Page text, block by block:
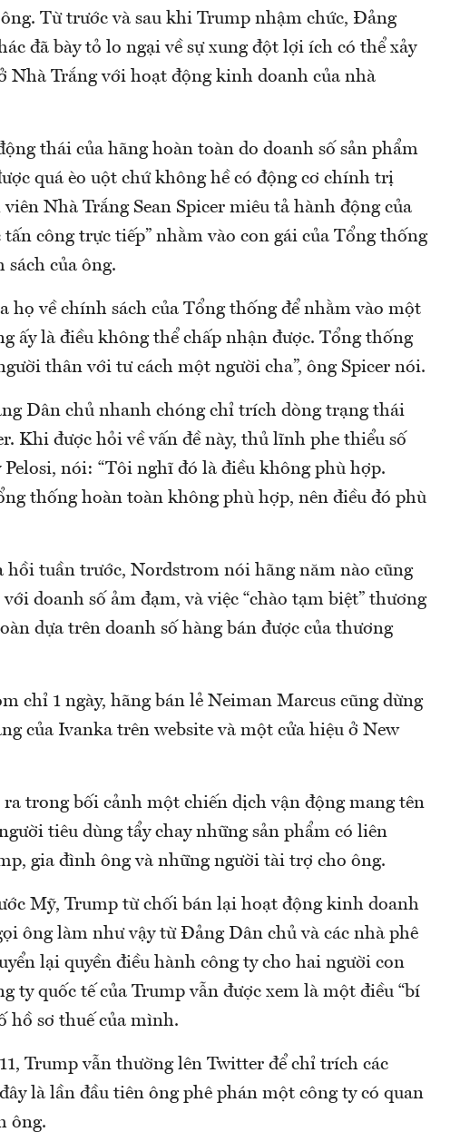
Từ trước và sau khi Trump nhậm chức, Đảng
đã bày tỏ lo ngại về sự xung đột lợi ích có thể xảy
Nhà Trắng với hoạt động kinh doanh của nhà
thái của hãng hoàn toàn do doanh số sản phẩm
quá èo uột chứ không hề có động cơ chính trị
Nhà Trắng Sean Spicer miêu tả hành động của
công trực tiếp” nhằm vào con gái của Tổng thống
của ông.
họ về chính sách của Tổng thống để nhằm vào một
ấy là điều không thể chấp nhận được. Tổng thống
thân với tư cách một người cha”, ông Spicer nói.
Dân chủ nhanh chóng chỉ trích dòng trạng thái
Khi được hỏi về vấn đề này, thủ lĩnh phe thiểu số
nói: “Tôi nghĩ đó là điều không phù hợp.
thống hoàn toàn không phù hợp, nên điều đó phù
hồi tuần trước, Nordstrom nói hãng năm nào cũng
doanh số ảm đạm, và việc “chào tạm biệt” thương
dựa trên doanh số hàng bán được của thương
chỉ 1 ngày, hãng bán lẻ Neiman Marcus cũng dừng
của Ivanka trên website và một cửa hiệu ở New
trong bối cảnh một chiến dịch vận động mang tên
tiêu dùng tẩy chay những sản phẩm có liên
gia đình ông và những người tài trợ cho ông.
Mỹ, Trump từ chối bán lại hoạt động kinh doanh
ông làm như vậy từ Đảng Dân chủ và các nhà phê
lại quyền điều hành công ty cho hai người con
ty quốc tế của Trump vẫn được xem là một điều “bí
hồ sơ thuế của mình.
Trump vẫn thường lên Twitter để chỉ trích các
là lần đầu tiên ông phê phán một công ty có quan
ông.